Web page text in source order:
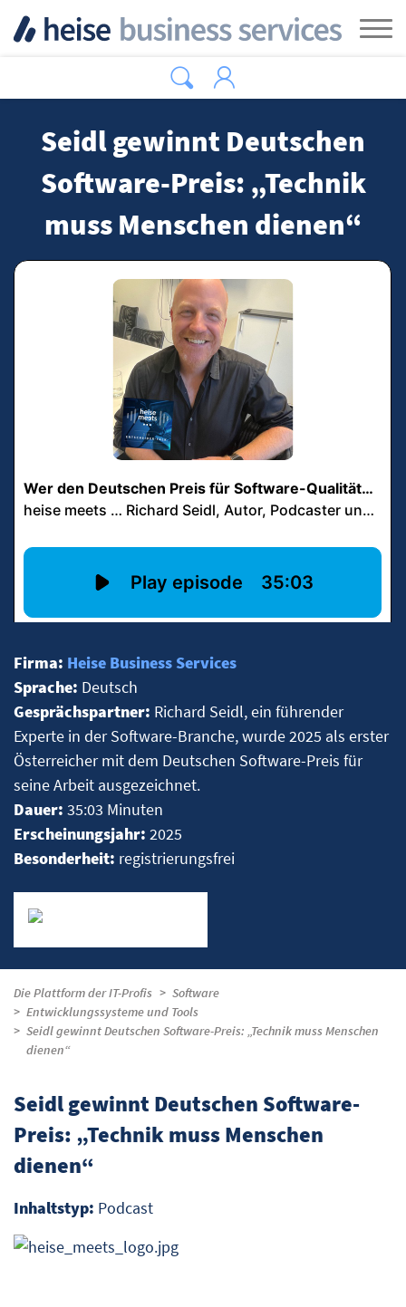
Seidl gewinnt Deutschen
Software-Preis: „Technik
muss Menschen dienen“
Firma: Heise Business Services
Sprache: Deutsch
Gesprächspartner: Richard Seidl, ein führender
Experte in der Software-Branche, wurde 2025 als erster
Österreicher mit dem Deutschen Software-Preis für
seine Arbeit ausgezeichnet.
Dauer: 35:03 Minuten
Erscheinungsjahr: 2025
Besonderheit: registrierungsfrei
Die Plattform der IT-Profis
Software
Entwicklungssysteme und Tools
Seidl gewinnt Deutschen Software-Preis: „Technik muss Menschen
dienen“
Seidl gewinnt Deutschen Software-
Preis: „Technik muss Menschen
dienen“
Inhaltstyp: Podcast